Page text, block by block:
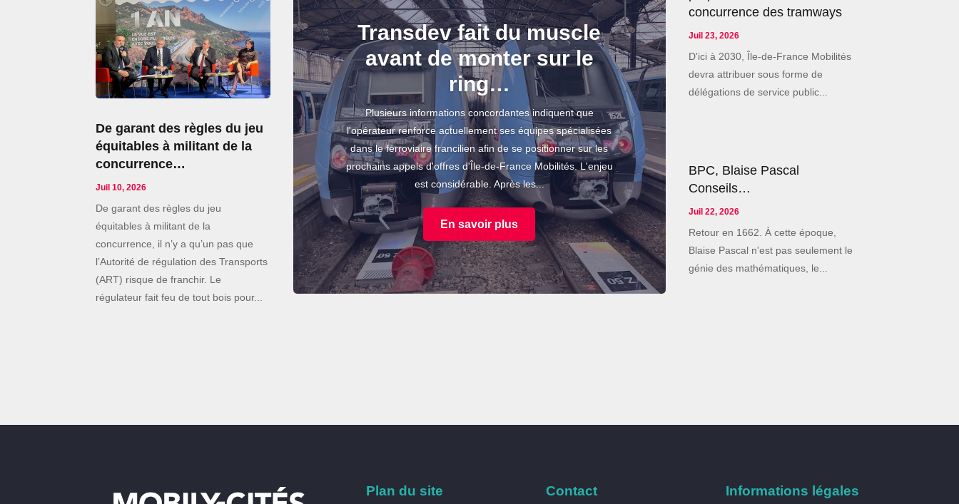
De garant des règles du jeu
équitables à militant de la
concurrence…
Juil 10, 2026
De garant des règles du jeu
équitables à militant de la
concurrence, il n’y a qu’un pas que
l’Autorité de régulation des Transports
(ART) risque de franchir. Le
régulateur fait feu de tout bois pour...
Transdev fait du muscle
avant de monter sur le
ring…
Plusieurs informations concordantes indiquent que
l'opérateur renforce actuellement ses équipes spécialisées
dans le ferroviaire francilien afin de se positionner sur les
prochains appels d'offres d'Île-de-France Mobilités. L'enjeu
est considérable. Après les...
En savoir plus
concurrence des tramways
Juil 23, 2026
D'ici à 2030, Île-de-France Mobilités
devra attribuer sous forme de
délégations de service public...
BPC, Blaise Pascal
Conseils…
Juil 22, 2026
Retour en 1662. À cette époque,
Blaise Pascal n'est pas seulement le
génie des mathématiques, le...
Plan du site Contact Informations légales